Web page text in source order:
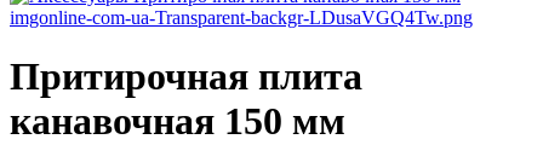
Притирочная плита
канавочная 150 мм